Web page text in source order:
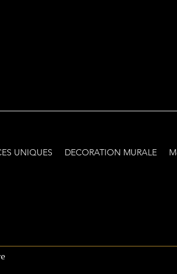
UNIQUES DECORATION MURALE